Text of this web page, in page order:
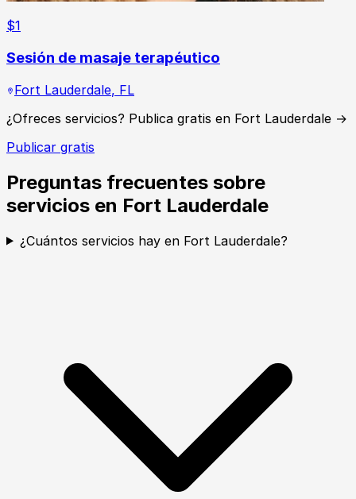
$1
Sesión de masaje terapéutico
Fort Lauderdale, FL
¿Ofreces servicios? Publica gratis en Fort Lauderdale →
Publicar gratis
Preguntas frecuentes sobre
servicios en Fort Lauderdale
¿Cuántos servicios hay en Fort Lauderdale?